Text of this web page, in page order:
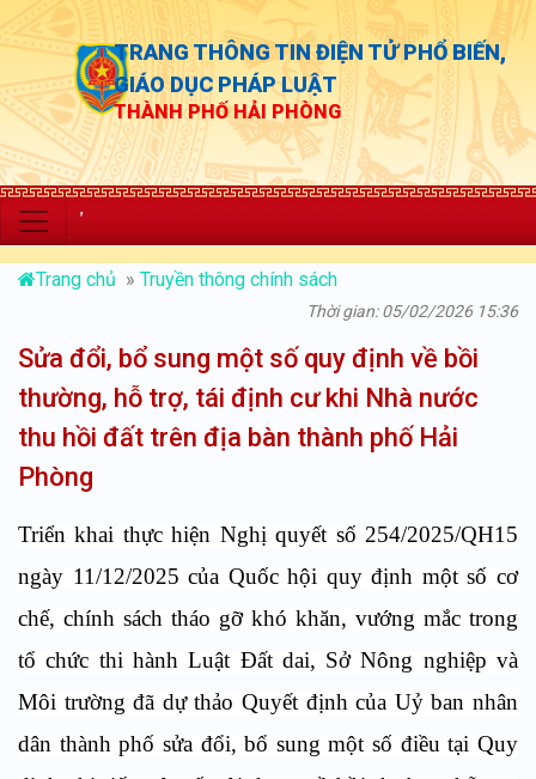
TRANG THÔNG TIN ĐIỆN TỬ PHỔ BIẾN,
GIÁO DỤC PHÁP LUẬT
THÀNH PHỐ HẢI PHÒNG
Trang chủ » Truyền thông chính sách
Thời gian: 05/02/2026 15:36
Sửa đổi, bổ sung một số quy định về bồi
thường, hỗ trợ, tái định cư khi Nhà nước
thu hồi đất trên địa bàn thành phố Hải
Phòng
Triển khai thực hiện Nghị quyết số 254/2025/QH15
ngày 11/12/2025 của Quốc hội quy định một số cơ
chế, chính sách tháo gỡ khó khăn, vướng mắc trong
tổ chức thi hành Luật Đất dai, Sở Nông nghiệp và
Môi trường đã dự thảo Quyết định của Uỷ ban nhân
dân thành phố sửa đổi, bổ sung một số điều tại Quy